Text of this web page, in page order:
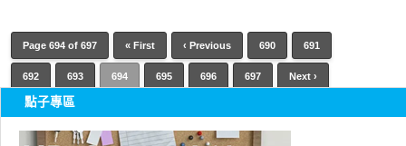
Page 694 of 697 « First ‹ Previous 690 691
692 693 694 695 696 697 Next ›
點子專區